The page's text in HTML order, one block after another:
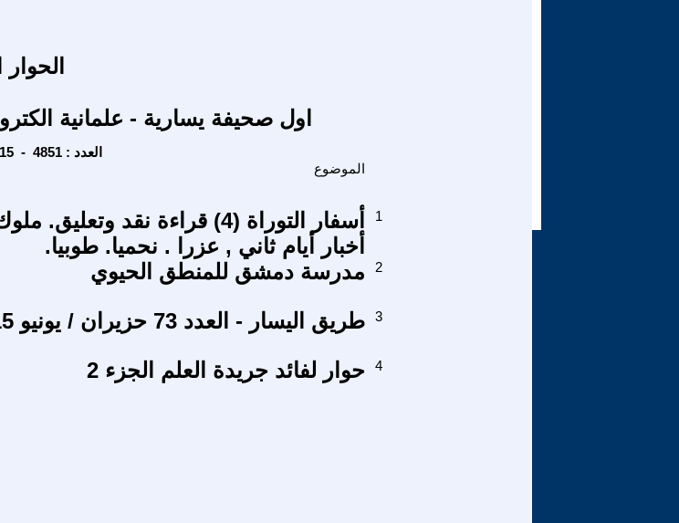
اول صحيفة يسارية - علمانية
Monday - 6/29/2015 - العدد : 4851
الموضوع
أسفار التوراة (4) قراءة نقد
أخبار أيام ثاني , عزرا . نحميا. طوبيا.
1
مدرسة دمشق للمنطق الحيوي 2
طريق اليسار - العدد 73 حزيران / يونيو 2015 3
حوار لفائد جريدة العلم الجزء 2 4